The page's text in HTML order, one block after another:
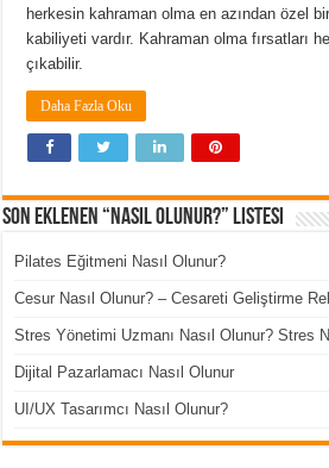
herkesin kahraman olma en azından özel
kabiliyeti vardır. Kahraman olma fırsatları
çıkabilir.
Daha Fazla Oku
Son Eklenen “Nasıl Olunur?” Listesi
Pilates Eğitmeni Nasıl Olunur?
Cesur Nasıl Olunur? – Cesareti Geliştirme
Stres Yönetimi Uzmanı Nasıl Olunur? Stres
Dijital Pazarlamacı Nasıl Olunur
UI/UX Tasarımcı Nasıl Olunur?